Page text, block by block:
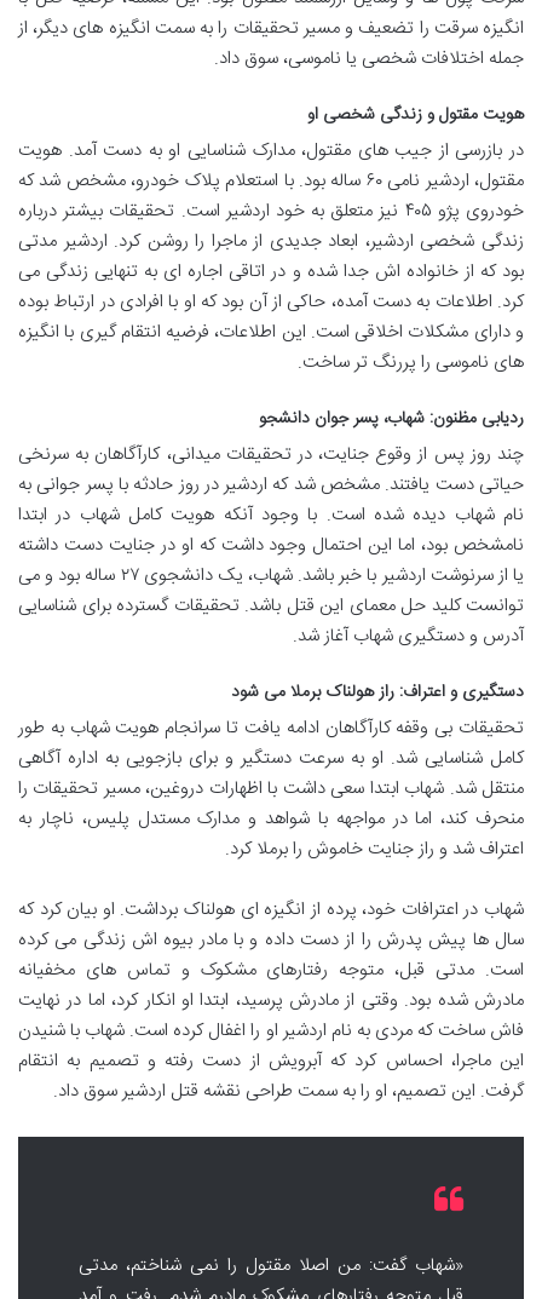
انگیزه سرقت را تضعیف و مسیر تحقیقات را به سمت انگیزه های دیگر، از
جمله اختلافات شخصی یا ناموسی، سوق داد.
هویت مقتول و زندگی شخصی او
در بازرسی از جیب های مقتول، مدارک شناسایی او به دست آمد. هویت
مقتول، اردشیر نامی ۶۰ ساله بود. با استعلام پلاک خودرو، مشخص شد که
خودروی پژو ۴۰۵ نیز متعلق به خود اردشیر است. تحقیقات بیشتر درباره
زندگی شخصی اردشیر، ابعاد جدیدی از ماجرا را روشن کرد. اردشیر مدتی
بود که از خانواده اش جدا شده و در اتاقی اجاره ای به تنهایی زندگی می
کرد. اطلاعات به دست آمده، حاکی از آن بود که او با افرادی در ارتباط بوده
و دارای مشکلات اخلاقی است. این اطلاعات، فرضیه انتقام گیری با انگیزه
های ناموسی را پررنگ تر ساخت.
ردیابی مظنون: شهاب، پسر جوان دانشجو
چند روز پس از وقوع جنایت، در تحقیقات میدانی، کارآگاهان به سرنخی
حیاتی دست یافتند. مشخص شد که اردشیر در روز حادثه با پسر جوانی به
نام شهاب دیده شده است. با وجود آنکه هویت کامل شهاب در ابتدا
نامشخص بود، اما این احتمال وجود داشت که او در جنایت دست داشته
یا از سرنوشت اردشیر با خبر باشد. شهاب، یک دانشجوی ۲۷ ساله بود و می
توانست کلید حل معمای این قتل باشد. تحقیقات گسترده برای شناسایی
آدرس و دستگیری شهاب آغاز شد.
دستگیری و اعتراف: راز هولناک برملا می شود
تحقیقات بی وقفه کارآگاهان ادامه یافت تا سرانجام هویت شهاب به طور
کامل شناسایی شد. او به سرعت دستگیر و برای بازجویی به اداره آگاهی
منتقل شد. شهاب ابتدا سعی داشت با اظهارات دروغین، مسیر تحقیقات را
منحرف کند، اما در مواجهه با شواهد و مدارک مستدل پلیس، ناچار به
اعتراف شد و راز جنایت خاموش را برملا کرد.
شهاب در اعترافات خود، پرده از انگیزه ای هولناک برداشت. او بیان کرد که
سال ها پیش پدرش را از دست داده و با مادر بیوه اش زندگی می کرده
است. مدتی قبل، متوجه رفتارهای مشکوک و تماس های مخفیانه
مادرش شده بود. وقتی از مادرش پرسید، ابتدا او انکار کرد، اما در نهایت
فاش ساخت که مردی به نام اردشیر او را اغفال کرده است. شهاب با شنیدن
این ماجرا، احساس کرد که آبرویش از دست رفته و تصمیم به انتقام
گرفت. این تصمیم، او را به سمت طراحی نقشه قتل اردشیر سوق داد.
«شهاب گفت: من اصلا مقتول را نمی شناختم، مدتی